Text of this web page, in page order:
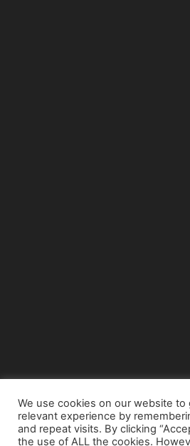
© Copyright 2015 -
We use cookies on our website
relevant experience by
and repeat visits. By clicking
the use of ALL the cookies.